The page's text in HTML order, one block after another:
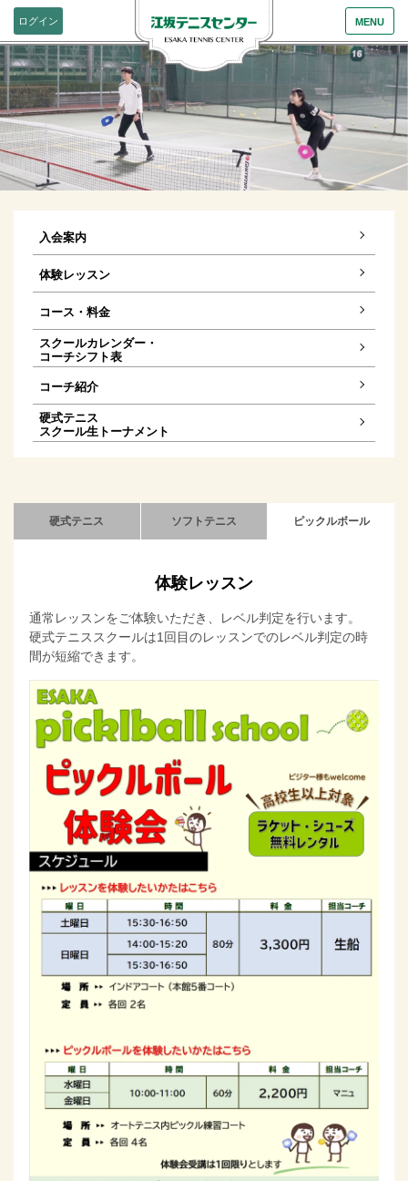
ログイン MENU
入会案内
体験レッスン
コース・料金
スクールカレンダー・
コーチシフト表
コーチ紹介
硬式テニス
スクール生トーナメント
硬式テニス ソフトテニス ピックルボール
体験レッスン
通常レッスンをご体験いただき、レベル判定を行います。
硬式テニススクールは1回目のレッスンでのレベル判定の時
間が短縮できます。